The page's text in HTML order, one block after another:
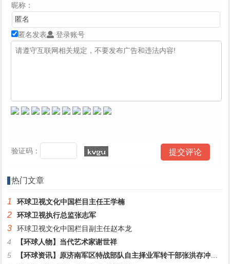
昵称：
匿名发表 登录账号
验证码：
热门文章
1 环球卫视文化中国栏目主任王学楠
2 环球卫视执行总监张志军
3
环球卫视文化中国栏目副主任赵本龙
4
【环球人物】当代艺术家谢世祥
5
【环球资讯】原济南军区特战部队自主择业军转干部张洪存冲顶之路